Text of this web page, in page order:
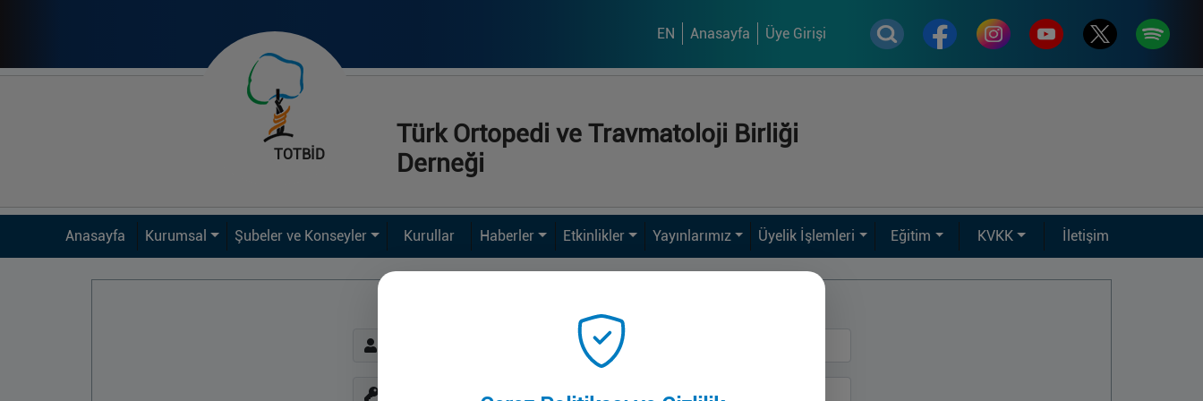
EN Anasayfa Üye Girişi
TOTBİD
Türk Ortopedi ve Travmatoloji Birliği
Derneği
Anasayfa Kurumsal Şubeler ve Konseyler Kurullar Haberler Etkinlikler Yayınlarımız Üyelik İşlemleri Eğitim KVKK İletişim